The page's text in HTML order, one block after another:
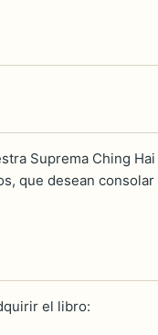
Suprema Ching
que desean
el libro: